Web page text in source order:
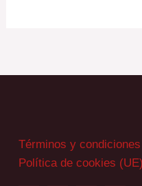
Términos y condiciones
Política de cookies (UE)